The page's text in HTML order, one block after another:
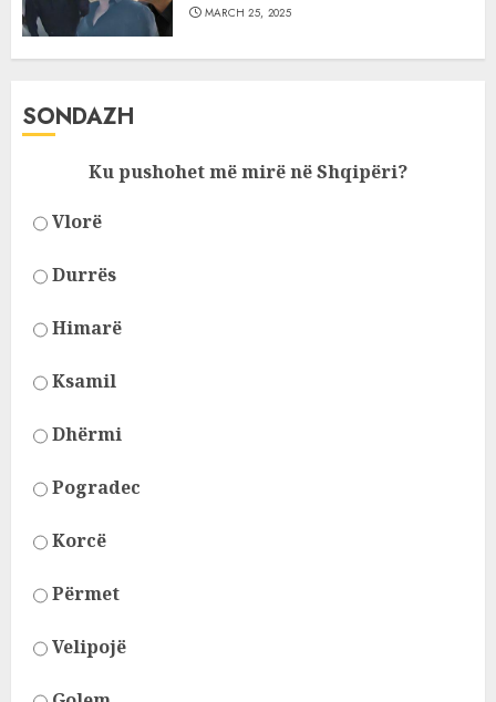
MARCH 25, 2025
SONDAZH
Ku pushohet më mirë në Shqipëri?
Vlorë
Durrës
Himarë
Ksamil
Dhërmi
Pogradec
Korcë
Përmet
Velipojë